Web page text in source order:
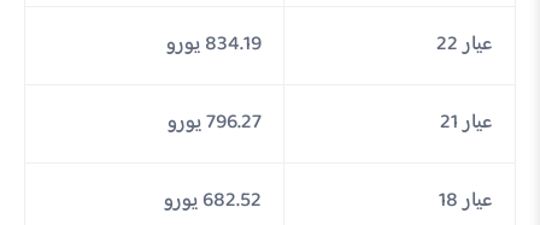
عيار 22 834.19 يورو
عيار 21 796.27 يورو
عيار 18 682.52 يورو